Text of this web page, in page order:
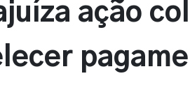
ação